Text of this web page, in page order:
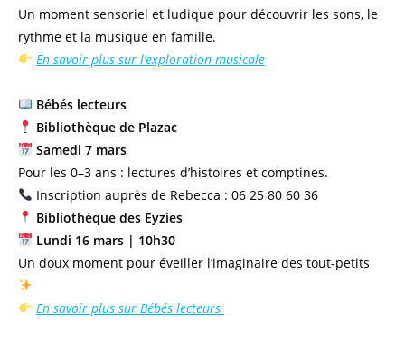
Un moment sensoriel et ludique pour découvrir les sons, le
rythme et la musique en famille.
En savoir plus sur l’exploration musicale
Bébés lecteurs
Bibliothèque de Plazac
Samedi 7 mars
Pour les 0–3 ans : lectures d’histoires et comptines.
Inscription auprès de Rebecca : 06 25 80 60 36
Bibliothèque des Eyzies
Lundi 16 mars | 10h30
Un doux moment pour éveiller l’imaginaire des tout-petits
En savoir plus sur Bébés lecteurs